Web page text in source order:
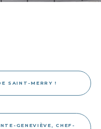
SAINT-MERRY !
GENEVIÈVE, CHEF-